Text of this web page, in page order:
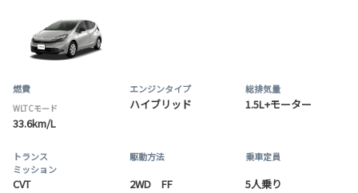
燃費
WLTCモード
33.6km/L
エンジンタイプ
ハイブリッド
総排気量
1.5L+モーター
トランス
ミッション
CVT
駆動方法
2WD FF
乗車定員
5人乗り